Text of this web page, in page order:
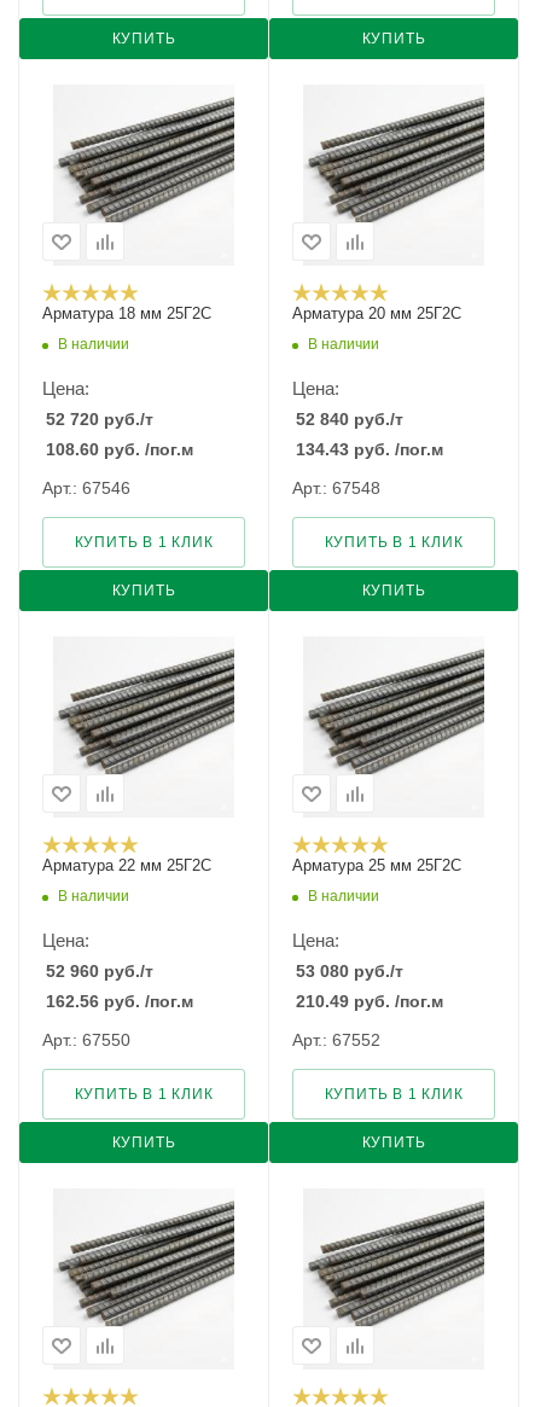
КУПИТЬ КУПИТЬ
Арматура 18 мм 25Г2С
В наличии
Цена:
52 720 руб./т
108.60 руб. /пог.м
Арт.: 67546
КУПИТЬ
КУПИТЬ В 1 КЛИК
Арматура 20 мм 25Г2С
В наличии
Цена:
52 840 руб./т
134.43 руб. /пог.м
Арт.: 67548
КУПИТЬ
КУПИТЬ В 1 КЛИК
Арматура 22 мм 25Г2С
В наличии
Цена:
52 960 руб./т
162.56 руб. /пог.м
Арт.: 67550
КУПИТЬ
КУПИТЬ В 1 КЛИК
Арматура 25 мм 25Г2С
В наличии
Цена:
53 080 руб./т
210.49 руб. /пог.м
Арт.: 67552
КУПИТЬ
КУПИТЬ В 1 КЛИК